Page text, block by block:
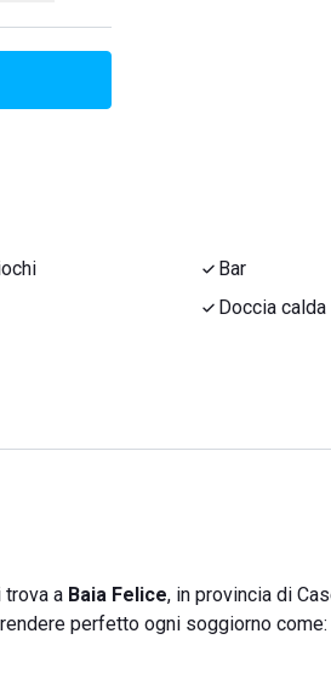
Bar
Doccia calda
trova a Baia Felice, in provincia di
perfetto ogni soggiorno come: